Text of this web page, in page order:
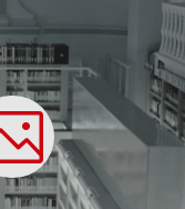
Picture